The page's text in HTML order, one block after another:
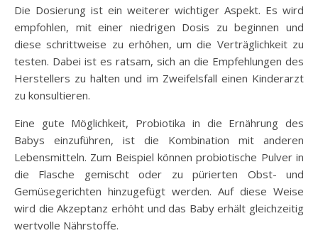
Die Dosierung ist ein weiterer wichtiger Aspekt. Es wird
empfohlen, mit einer niedrigen Dosis zu beginnen und
diese schrittweise zu erhöhen, um die Verträglichkeit zu
testen. Dabei ist es ratsam, sich an die Empfehlungen des
Herstellers zu halten und im Zweifelsfall einen Kinderarzt
zu konsultieren.
Eine gute Möglichkeit, Probiotika in die Ernährung des
Babys einzuführen, ist die Kombination mit anderen
Lebensmitteln. Zum Beispiel können probiotische Pulver in
die Flasche gemischt oder zu pürierten Obst- und
Gemüsegerichten hinzugefügt werden. Auf diese Weise
wird die Akzeptanz erhöht und das Baby erhält gleichzeitig
wertvolle Nährstoffe.